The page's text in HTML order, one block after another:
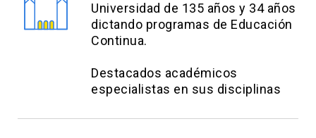
Universidad de 135 años y 34 años
dictando programas de Educación
Continua.
Destacados académicos
especialistas en sus disciplinas